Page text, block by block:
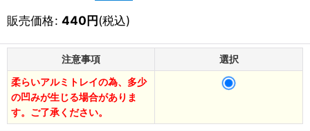
販売価格: 440円(税込)
注意事項
選択
柔らいアルミトレイの為、多少
の凹みが生じる場合がありま
す。ご了承ください。